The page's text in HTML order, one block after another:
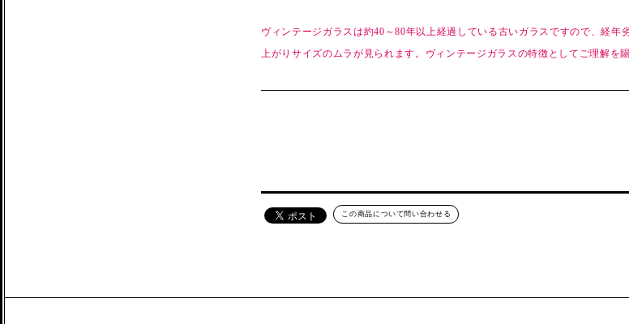
ヴィンテージガラスは約40～80年以上経過している古いガラスですので、経年
上がりサイズのムラが見られます。ヴィンテージガラスの特徴としてご理解を
この商品について問い合わせる